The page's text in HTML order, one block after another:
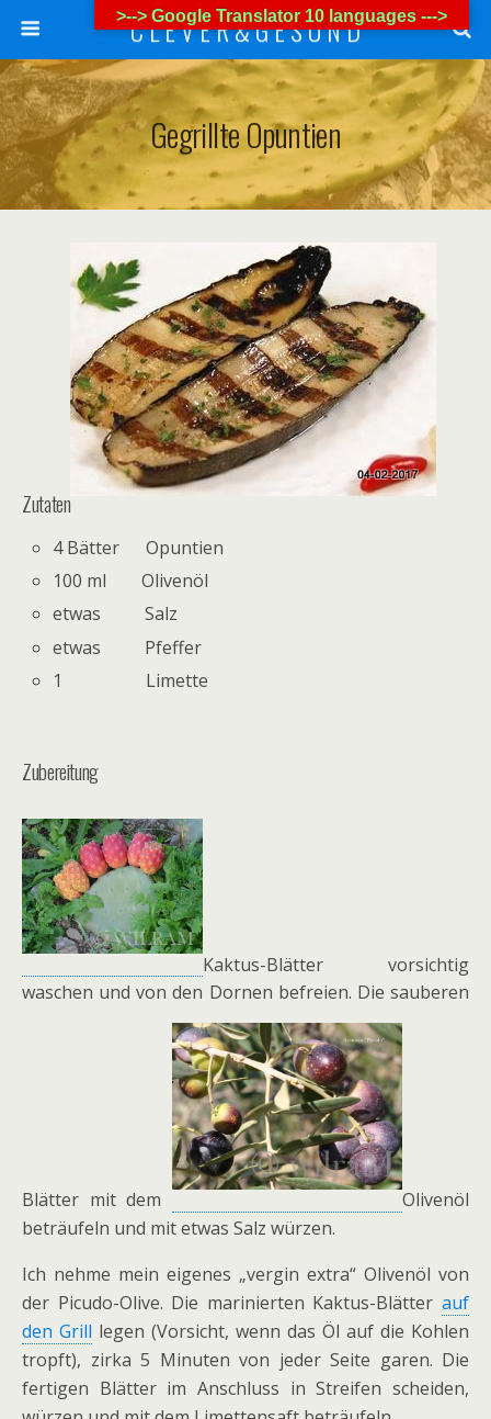
C L E V E R & G E S U N D
Gegrillte Opuntien
Zutaten
4 Bätter Opuntien
100 ml Olivenöl
etwas Salz
etwas Pfeffer
1 Limette
Zubereitung
Kaktus-Blätter vorsichtig
waschen und von den Dornen befreien. Die sauberen
Blätter mit dem
Olivenöl
beträufeln und mit etwas Salz würzen.
Ich nehme mein eigenes „vergin extra“ Olivenöl von
der Picudo-Olive. Die marinierten Kaktus-Blätter auf
den Grill legen (Vorsicht, wenn das Öl auf die Kohlen
tropft), zirka 5 Minuten von jeder Seite garen. Die
fertigen Blätter im Anschluss in Streifen scheiden,
>--> Google Translator 10 languages --->